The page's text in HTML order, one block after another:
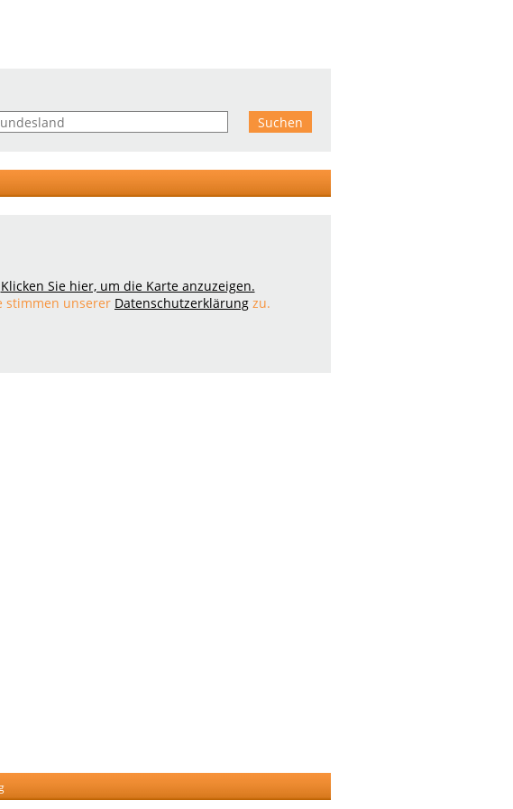
Klicken Sie hier, um die Karte anzuzeigen.
stimmen unserer Datenschutzerklärung zu.